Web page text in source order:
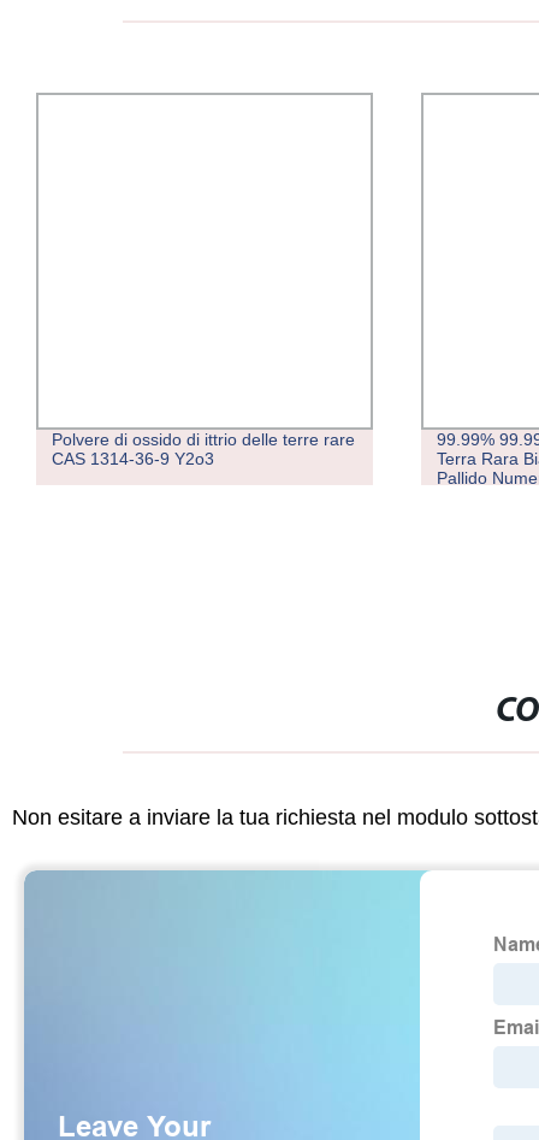
Polvere di ossido di ittrio delle terre rare
CAS 1314-36-9 Y2o3
99.99%
Terra Rara
Pallido
Non esitare a inviare la tua richiesta nel modulo